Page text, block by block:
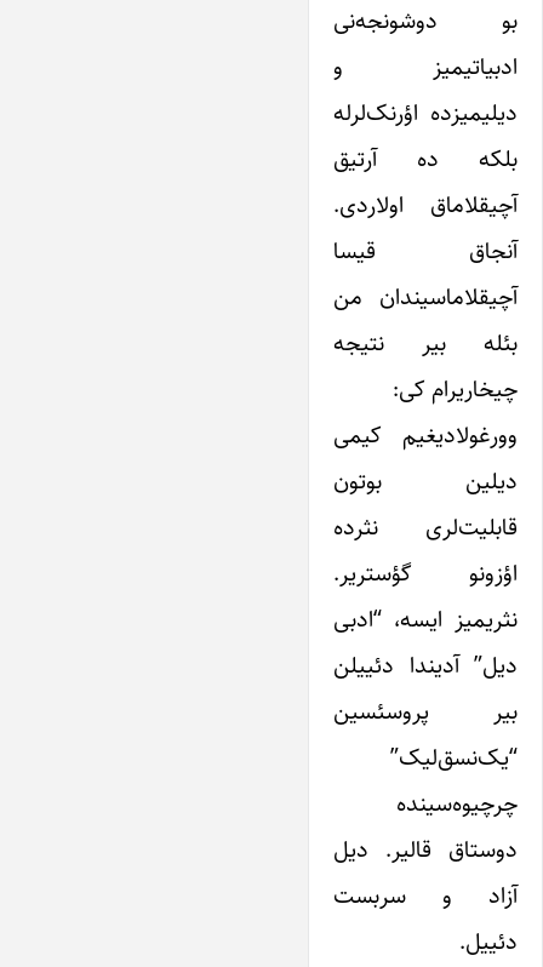
بو دوشونجه‌نی
ادبیاتیمیز و
دیلیمیزده اؤرنک‌لرله
بلکه ده آرتیق
آچیقلاماق اولاردی.
آنجاق قیسا
آچیقلاماسیندان من
بئله بیر نتیجه
چیخاریرام کی:
وورغولادیغیم کیمی
دیلین بوتون
قابلیت‌لری نثرده
اؤزونو گؤستریر.
نثریمیز ایسه، “ادبی
دیل” آدیندا دئییلن
بیر پروسئسین
“یک‌نسق‌لیک”
چرچیوه‌سینده
دوستاق قالیر. دیل
آزاد و سربست
دئییل.